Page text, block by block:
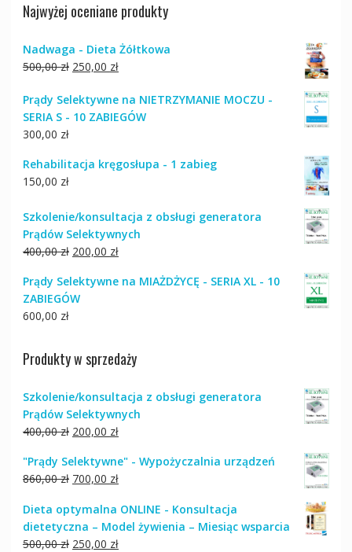
Najwyżej oceniane produkty
Nadwaga - Dieta Żółtkowa
500,00zł Pierwotna
wynosiła:
500,00 zł.
250,00 złAktualna
wynosi:
250,00 zł.
Prądy Selektywne na NIETRZYMANIE MOCZU -
SERIA S - 10 ZABIEGÓW
300,00 zł
Rehabilitacja kręgosłupa - 1 zabieg
150,00 zł
Szkolenie/konsultacja z obsługi generatora
Prądów Selektywnych
400,00zł Pierwotna
wynosiła:
400,00 zł.
200,00 złAktualna
wynosi:
Prądy Selektywne na MIAŻDŻYCĘ - SERIA XL - 10
ZABIEGÓW
600,00 zł
Produkty w sprzedaży
Szkolenie/konsultacja z obsługi generatora
Prądów Selektywnych
400,00zł Pierwotna
wynosiła:
400,00 zł.
200,00 złAktualna
wynosi:
200,00 zł.
"Prądy Selektywne" - Wypożyczalnia urządzeń
860,00zł Pierwotna
wynosiła:
860,00 zł.
700,00 złAktualna
wynosi:
700,00 zł.
Dieta optymalna ONLINE - Konsultacja
dietetyczna – Model żywienia – Miesiąc wsparcia
500,00zł Pierwotna
250,00 złAktualna